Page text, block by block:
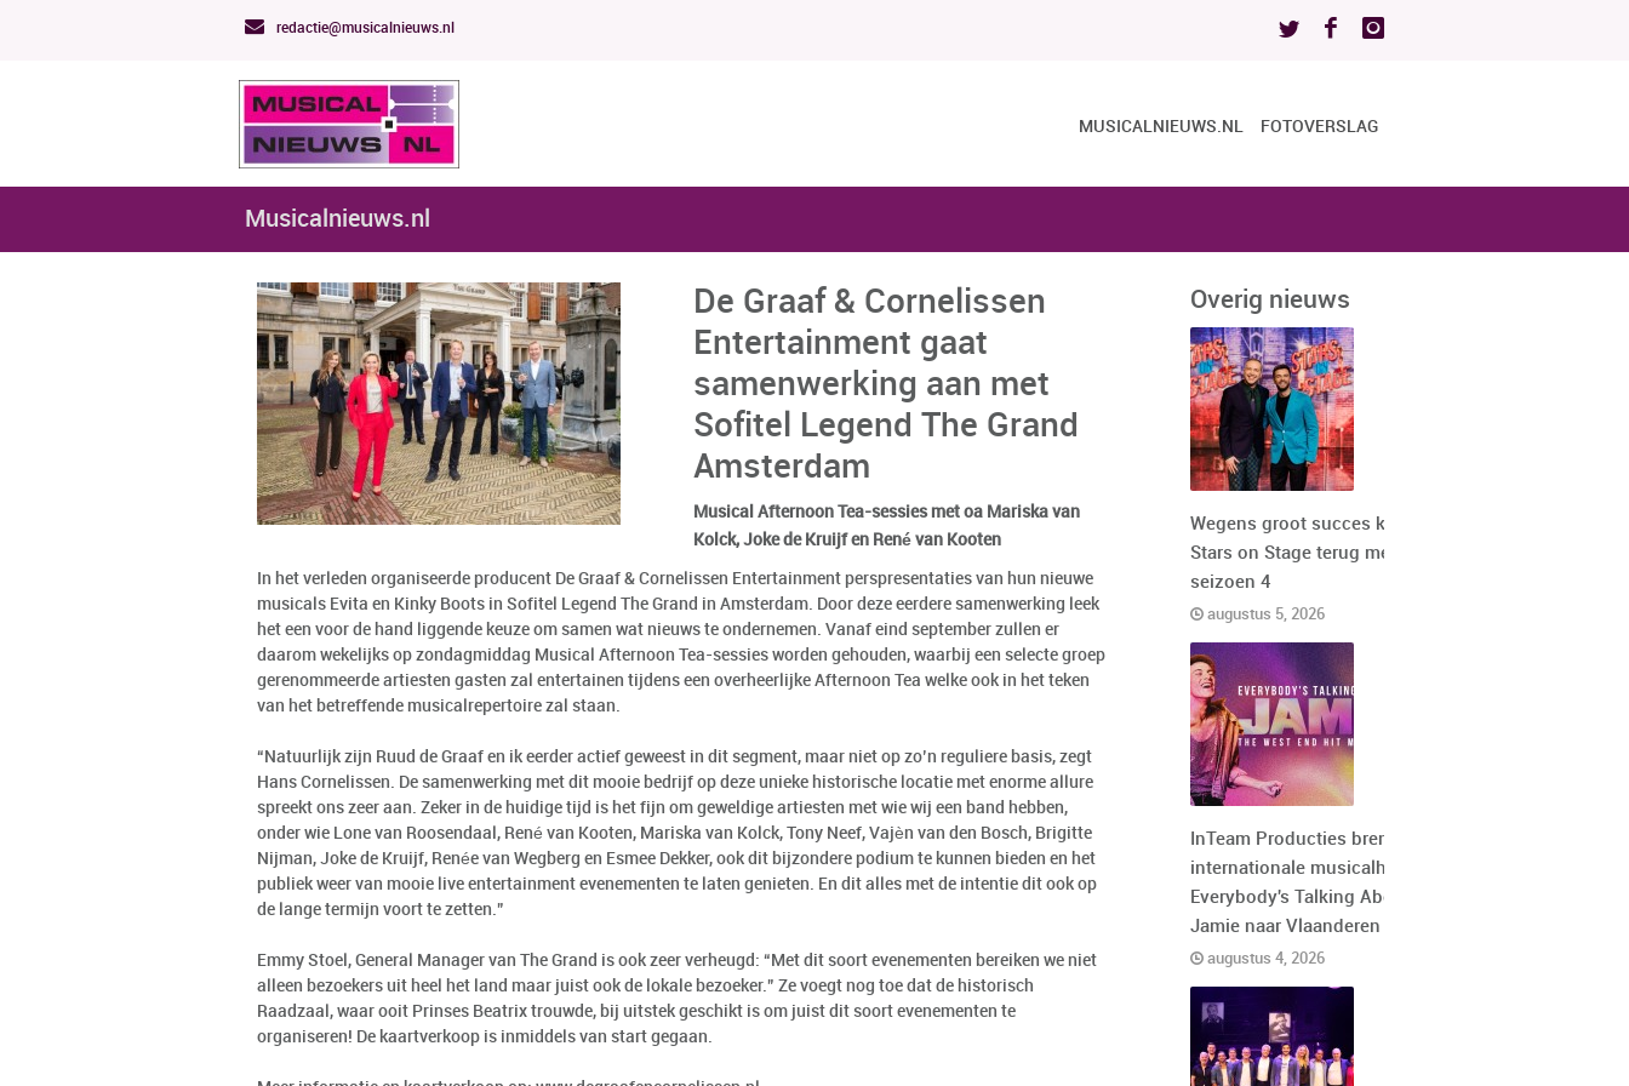
redactie@musicalnieuws.nl
MUSICALNIEUWS.NL FOTOVERSLAG
Musicalnieuws.nl
De Graaf & Cornelissen
Entertainment gaat
samenwerking aan met
Sofitel Legend The Grand
Amsterdam
Musical Afternoon Tea-sessies met oa Mariska van
Kolck, Joke de Kruijf en René van Kooten
In het verleden organiseerde producent De Graaf & Cornelissen Entertainment perspresentaties van hun nieuwe
musicals Evita en Kinky Boots in Sofitel Legend The Grand in Amsterdam. Door deze eerdere samenwerking leek
het een voor de hand liggende keuze om samen wat nieuws te ondernemen. Vanaf eind september zullen er
daarom wekelijks op zondagmiddag Musical Afternoon Tea-sessies worden gehouden, waarbij een selecte groep
gerenommeerde artiesten gasten zal entertainen tijdens een overheerlijke Afternoon Tea welke ook in het teken
van het betreffende musicalrepertoire zal staan.
“Natuurlijk zijn Ruud de Graaf en ik eerder actief geweest in dit segment, maar niet op zo’n reguliere basis, zegt
Hans Cornelissen. De samenwerking met dit mooie bedrijf op deze unieke historische locatie met enorme allure
spreekt ons zeer aan. Zeker in de huidige tijd is het fijn om geweldige artiesten met wie wij een band hebben,
onder wie Lone van Roosendaal, René van Kooten, Mariska van Kolck, Tony Neef, Vajèn van den Bosch, Brigitte
Nijman, Joke de Kruijf, Renée van Wegberg en Esmee Dekker, ook dit bijzondere podium te kunnen bieden en het
publiek weer van mooie live entertainment evenementen te laten genieten. En dit alles met de intentie dit ook op
de lange termijn voort te zetten.”
Emmy Stoel, General Manager van The Grand is ook zeer verheugd: “Met dit soort evenementen bereiken we niet
alleen bezoekers uit heel het land maar juist ook de lokale bezoeker.” Ze voegt nog toe dat de historisch
Raadzaal, waar ooit Prinses Beatrix trouwde, bij uitstek geschikt is om juist dit soort evenementen te
organiseren! De kaartverkoop is inmiddels van start gegaan.
Overig nieuws
Wegens groot succes keert
Stars on Stage terug met
seizoen 4
augustus 5, 2026
InTeam Producties brengt de
internationale musicalhit
Everybody's Talking About
Jamie naar Vlaanderen
augustus 4, 2026